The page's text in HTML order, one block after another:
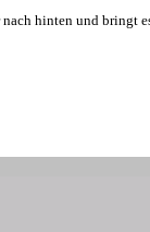
hinten und bringt